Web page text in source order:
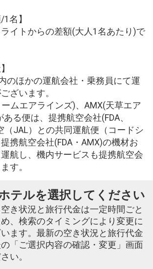
名】
イトからの差額(大人1名あたり)で
のほかの運航会社・乗務員にて運
ざいます。
ームエアラインズ)、AMX(天草エア
る便は、提携航空会社(FDA、
（JAL）との共同運航便（コードシ
携航空会社(FDA・AMX)の機材お
航し、機内サービスも提携航空会
す。
テルを選択してください
き状況と旅行代金は一定時間ごと
、検索のタイミングにより変更に
ます。最新の空き状況と旅行代金
「ご選択内容の確認・変更」画面
い。